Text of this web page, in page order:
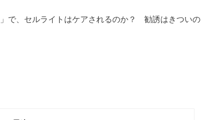
」で、セルライトはケアされるのか？ 勧誘はきついの